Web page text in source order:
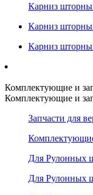
Карниз
Карниз
Карниз
Комплектующие и
Комплектующие и
Запчасти для
Для Рулонных
Для Рулонных